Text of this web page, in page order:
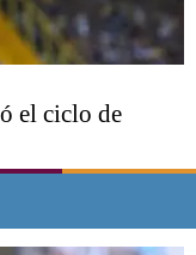
el ciclo de